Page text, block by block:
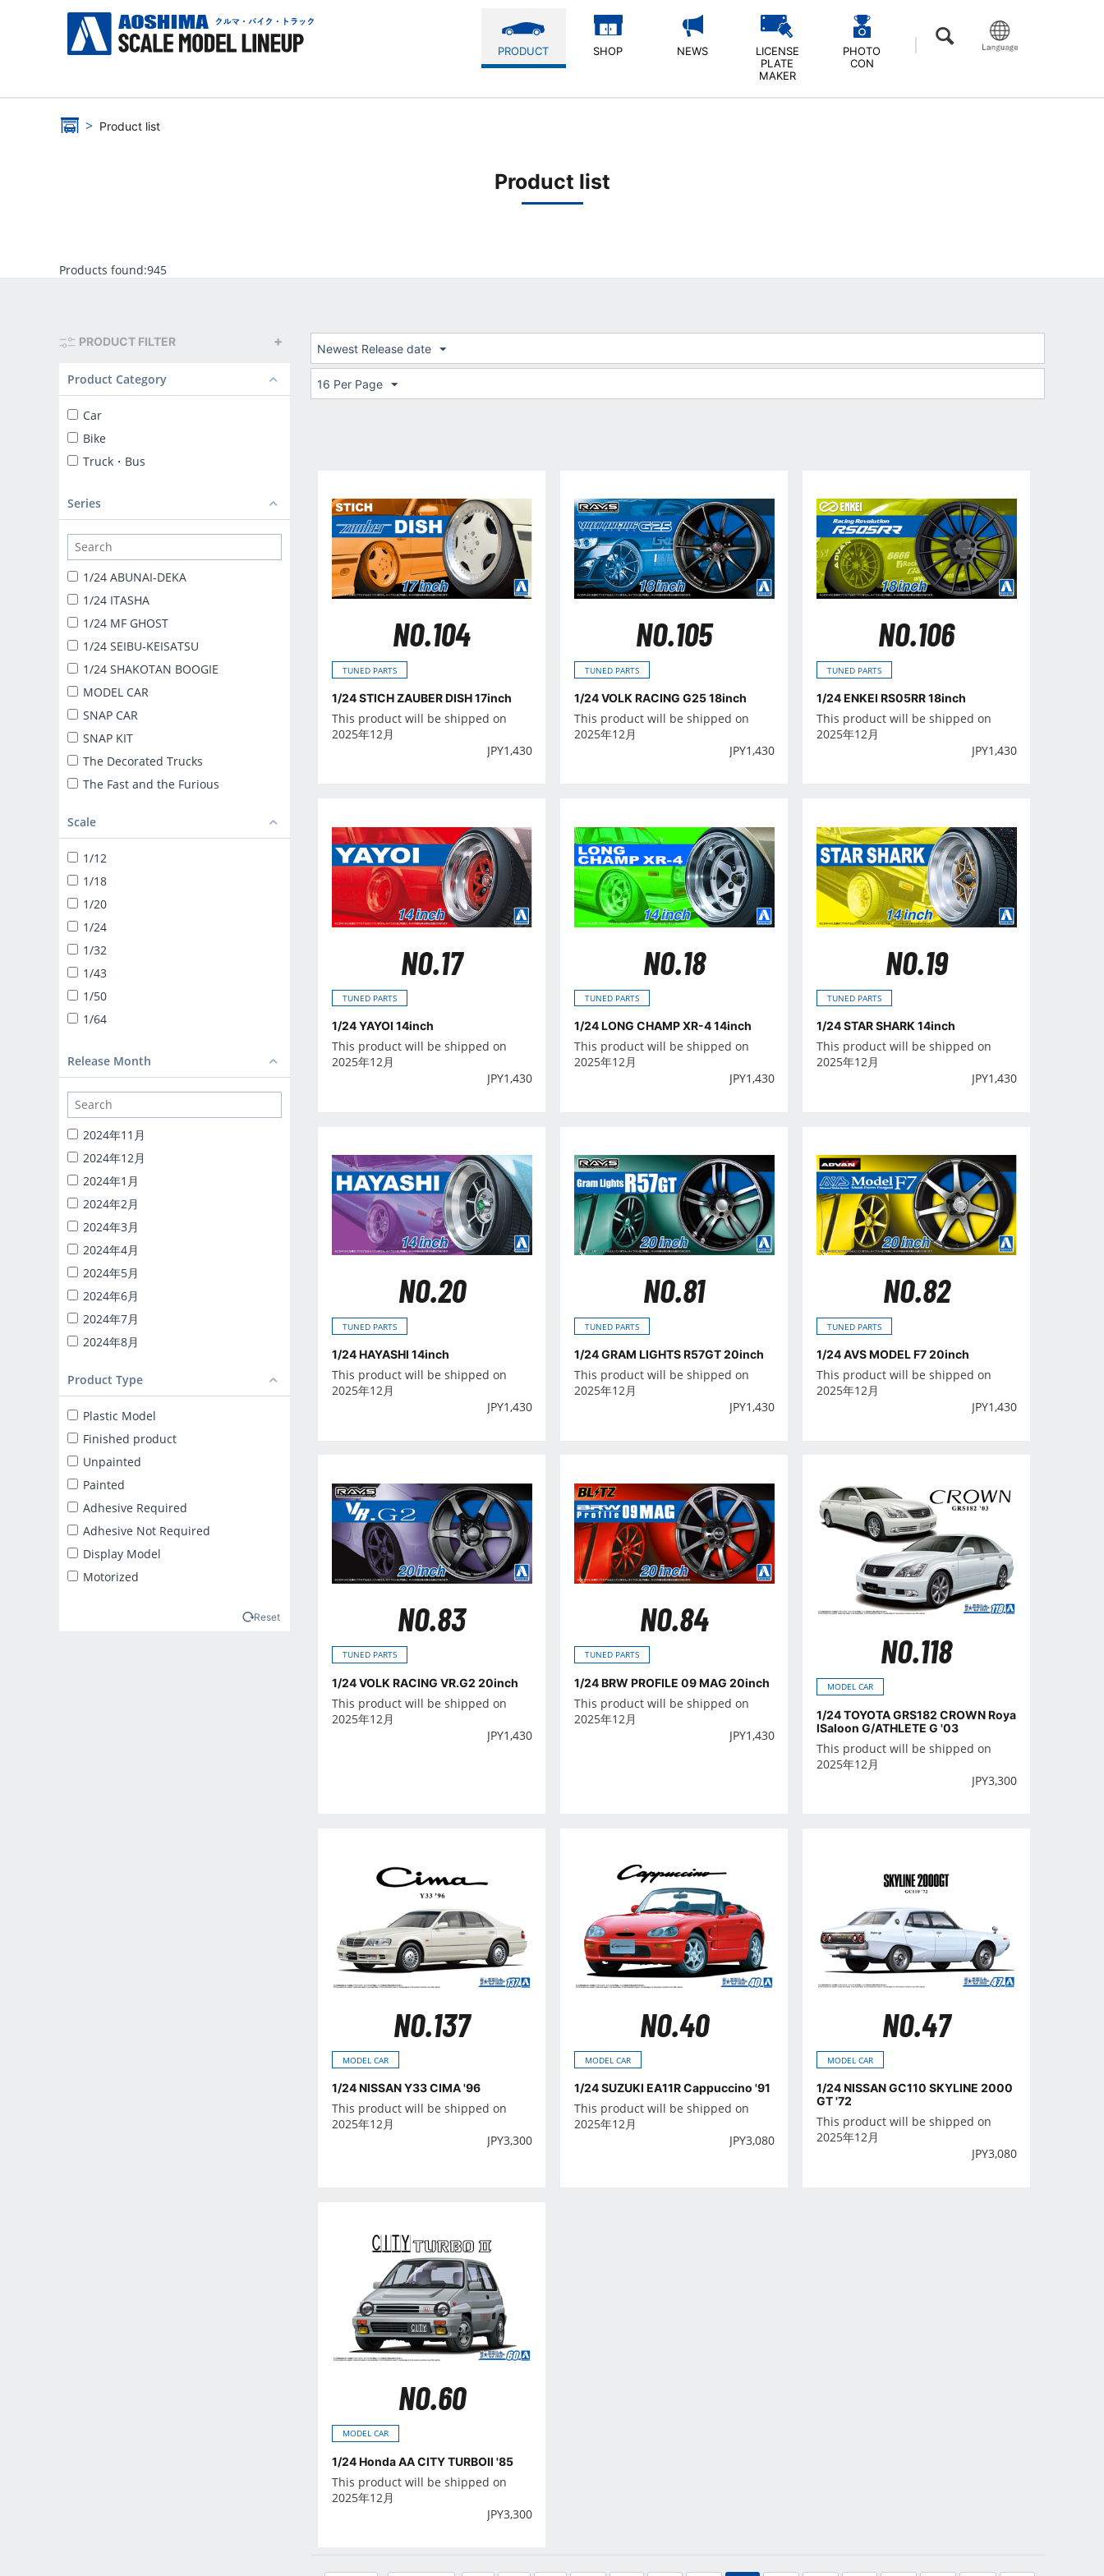
PRODUCT SHOP NEWS
LICENSE
PLATE
MAKER
PHOTO
CON
Product list
Product list
Products found:945
PRODUCT FILTER
Product Category
Car
Bike
Truck・Bus
Series
1/24 ABUNAI-DEKA
1/24 ITASHA
1/24 MF GHOST
1/24 SEIBU-KEISATSU
1/24 SHAKOTAN BOOGIE
MODEL CAR
SNAP CAR
SNAP KIT
The Decorated Trucks
The Fast and the Furious
TUNED CAR
SNAP KIT
SUPER CAR
1/24 LIBERTY WALK
TUNED PARTS
BIKE
1/12 DIECAST MOTORCYCLE
1/32 TRUCK-YAROU
1/32 VALUE DEKOTORA
DEKOTORA PARTS
1/64 MINIDEKO NEXT
1/24 CATERING MACHINES
1/32 RC TRUCK-YAROU
1/24 INITIAL-D
BACK TO THE FUTURE
KNIGHT RIDER
1/24 DETAIL UP PARTS
BLIND BOX TOY
Capsule toy
MINICAR 1/18
MINICAR 1/43
Scale
1/12
1/18
1/20
1/24
1/32
1/43
1/50
1/64
Release Month
2024年11月
2024年12月
2024年1月
2024年2月
2024年3月
2024年4月
2024年5月
2024年6月
2024年7月
2024年8月
2025年10月
2025年11月
2025年12月
2025年1月
2025年2月
2025年3月
2025年4月
2025年5月
2025年6月
Product Type
Plastic Model
Finished product
Unpainted
Painted
Adhesive Required
Adhesive Not Required
Display Model
Motorized
Reset
Newest Release date
16 Per Page
NO.104
TUNED PARTS
1/24 STICH ZAUBER DISH 17inch
This product will be shipped on
2025年12月
JPY1,430
NO.105
TUNED PARTS
1/24 VOLK RACING G25 18inch
This product will be shipped on
2025年12月
JPY1,430
NO.106
TUNED PARTS
1/24 ENKEI RS05RR 18inch
This product will be shipped on
2025年12月
JPY1,430
NO.17
TUNED PARTS
1/24 YAYOI 14inch
This product will be shipped on
2025年12月
JPY1,430
NO.18
TUNED PARTS
1/24 LONG CHAMP XR-4 14inch
This product will be shipped on
2025年12月
JPY1,430
NO.19
TUNED PARTS
1/24 STAR SHARK 14inch
This product will be shipped on
2025年12月
JPY1,430
NO.20
TUNED PARTS
1/24 HAYASHI 14inch
This product will be shipped on
2025年12月
JPY1,430
NO.81
TUNED PARTS
1/24 GRAM LIGHTS R57GT 20inch
This product will be shipped on
2025年12月
JPY1,430
NO.82
TUNED PARTS
1/24 AVS MODEL F7 20inch
This product will be shipped on
2025年12月
JPY1,430
NO.83
TUNED PARTS
1/24 VOLK RACING VR.G2 20inch
This product will be shipped on
2025年12月
JPY1,430
NO.84
TUNED PARTS
1/24 BRW PROFILE 09 MAG 20inch
This product will be shipped on
2025年12月
JPY1,430
NO.118
MODEL CAR
1/24 TOYOTA GRS182 CROWN Roya
lSaloon G/ATHLETE G '03
This product will be shipped on
2025年12月
JPY3,300
NO.137
MODEL CAR
1/24 NISSAN Y33 CIMA '96
This product will be shipped on
2025年12月
JPY3,300
NO.40
MODEL CAR
1/24 SUZUKI EA11R Cappuccino '91
This product will be shipped on
2025年12月
JPY3,080
NO.47
MODEL CAR
1/24 NISSAN GC110 SKYLINE 2000
GT '72
This product will be shipped on
2025年12月
JPY3,080
NO.60
MODEL CAR
1/24 Honda AA CITY TURBOⅡ '85
This product will be shipped on
2025年12月
JPY3,300